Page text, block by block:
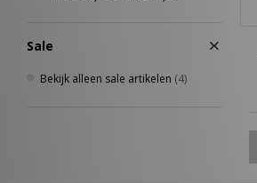
Sale
Bekijk alleen sale artikelen (4)